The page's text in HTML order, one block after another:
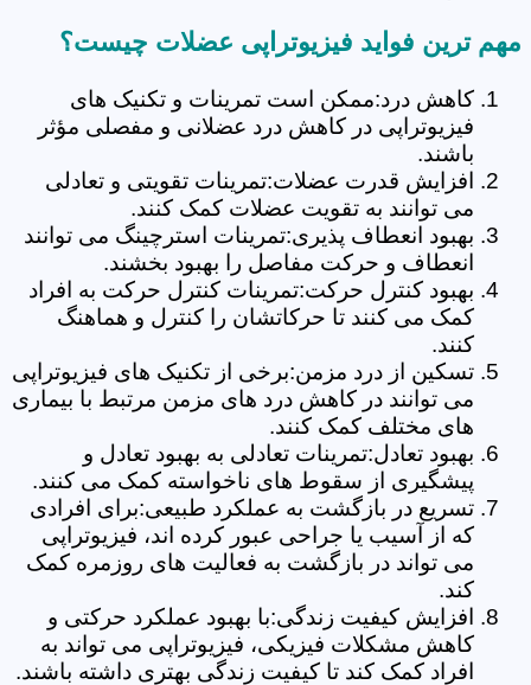
مهم ترین فواید فیزیوتراپی عضلات چیست؟
کاهش درد:ممکن است تمرینات و تکنیک های
فیزیوتراپی در کاهش درد عضلانی و مفصلی مؤثر
باشند.
افزایش قدرت عضلات:تمرینات تقویتی و تعادلی
می توانند به تقویت عضلات کمک کنند.
بهبود انعطاف پذیری:تمرینات استرچینگ می توانند
انعطاف و حرکت مفاصل را بهبود بخشند.
بهبود کنترل حرکت:تمرینات کنترل حرکت به افراد
کمک می کنند تا حرکاتشان را کنترل و هماهنگ
کنند.
تسکین از درد مزمن:برخی از تکنیک های فیزیوتراپی
می توانند در کاهش درد های مزمن مرتبط با بیماری
های مختلف کمک کنند.
بهبود تعادل:تمرینات تعادلی به بهبود تعادل و
پیشگیری از سقوط های ناخواسته کمک می کنند.
تسریع در بازگشت به عملکرد طبیعی:برای افرادی
که از آسیب یا جراحی عبور کرده اند، فیزیوتراپی
می تواند در بازگشت به فعالیت های روزمره کمک
کند.
افزایش کیفیت زندگی:با بهبود عملکرد حرکتی و
کاهش مشکلات فیزیکی، فیزیوتراپی می تواند به
افراد کمک کند تا کیفیت زندگی بهتری داشته باشند.